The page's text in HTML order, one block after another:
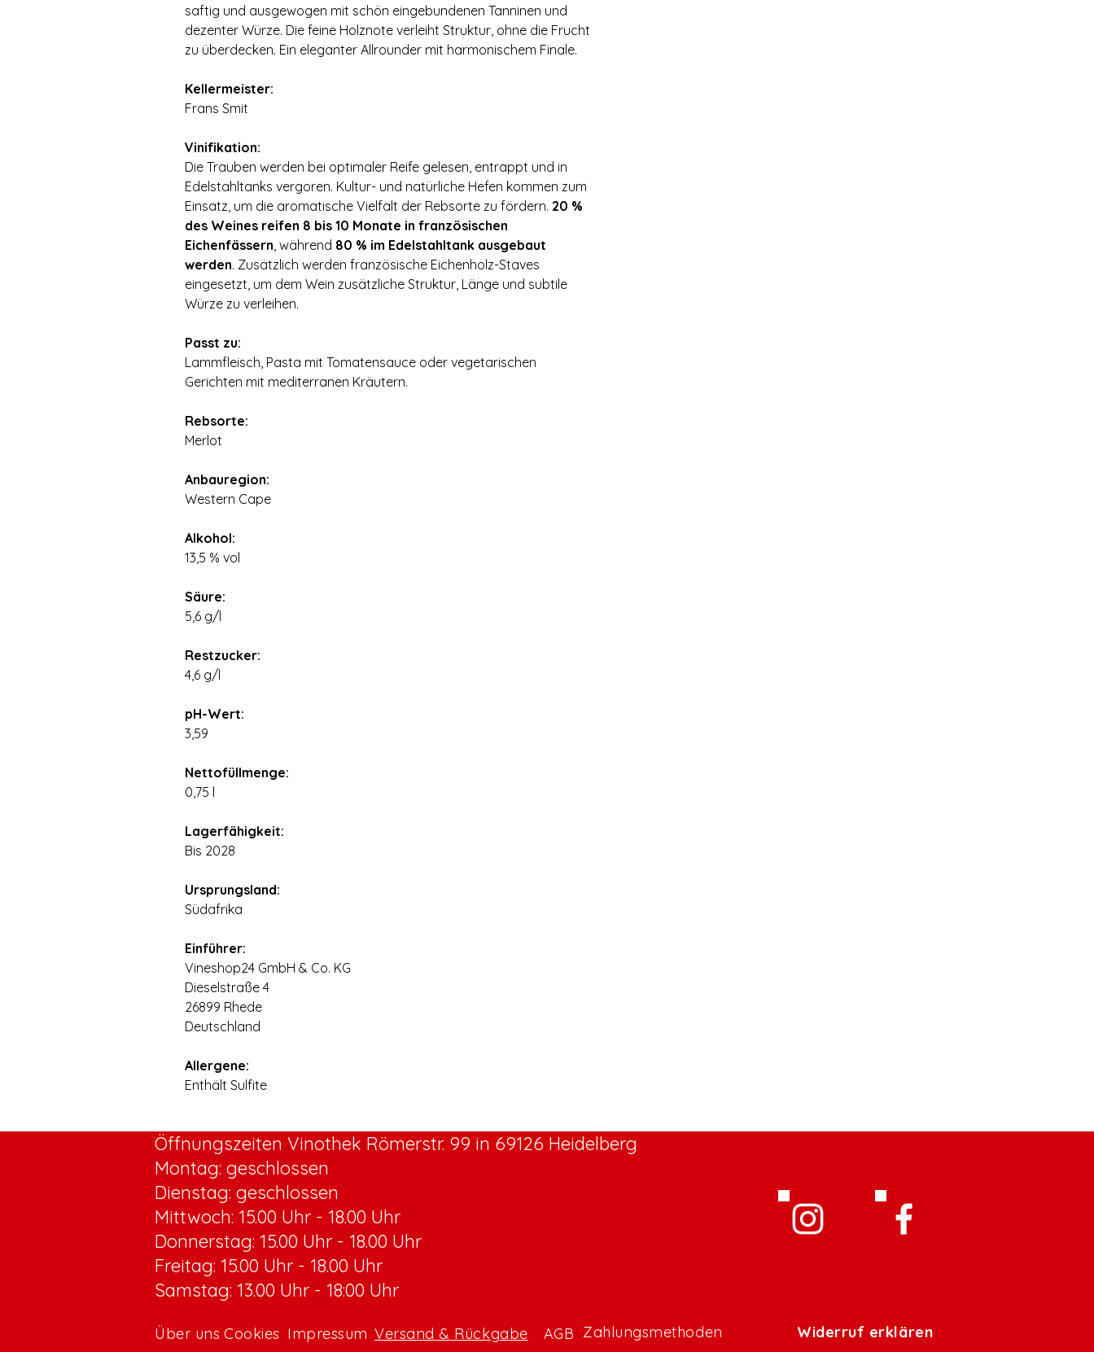
saftig und ausgewogen mit schön eingebundenen Tanninen und
dezenter Würze. Die feine Holznote verleiht Struktur, ohne die Frucht
zu überdecken. Ein eleganter Allrounder mit harmonischem Finale.
Kellermeister:
Frans Smit
Vinifikation:
Die Trauben werden bei optimaler Reife gelesen, entrappt und in
Edelstahltanks vergoren. Kultur- und natürliche Hefen kommen zum
Einsatz, um die aromatische Vielfalt der Rebsorte zu fördern. 20 %
des Weines reifen 8 bis 10 Monate in französischen
Eichenfässern, während 80 % im Edelstahltank ausgebaut
werden. Zusätzlich werden französische Eichenholz-Staves
eingesetzt, um dem Wein zusätzliche Struktur, Länge und subtile
Würze zu verleihen.
Passt zu:
Lammfleisch, Pasta mit Tomatensauce oder vegetarischen
Gerichten mit mediterranen Kräutern.
Rebsorte:
Merlot
Anbauregion:
Western Cape
Alkohol:
13,5 % vol
Säure:
5,6 g/l
Restzucker:
4,6 g/l
pH-Wert:
3,59
Nettofüllmenge:
0,75 l
Lagerfähigkeit:
Bis 2028
Ursprungsland:
Südafrika
Einführer:
Vineshop24 GmbH & Co. KG
Dieselstraße 4
26899 Rhede
Deutschland
Allergene:
Enthält Sulfite
Öffnungszeiten Vinothek Römerstr. 99 in 69126 Heidelberg
Montag: geschlossen
Dienstag: geschlossen
Mittwoch: 15.00 Uhr - 18.00 Uhr
Donnerstag: 15.00 Uhr - 18.00 Uhr
Freitag: 15.00 Uhr - 18.00 Uhr
Samstag: 13.00 Uhr - 18:00 Uhr
Über uns Cookies Impressum Versand & Rückgabe AGB Zahlungsmethoden Widerruf erklären